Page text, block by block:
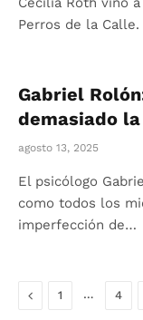
Perros de la
Gabriel
demasiado
agosto 13, 2025
El psicólogo
como todos los
imperfección de…
Anterior
1 … 4